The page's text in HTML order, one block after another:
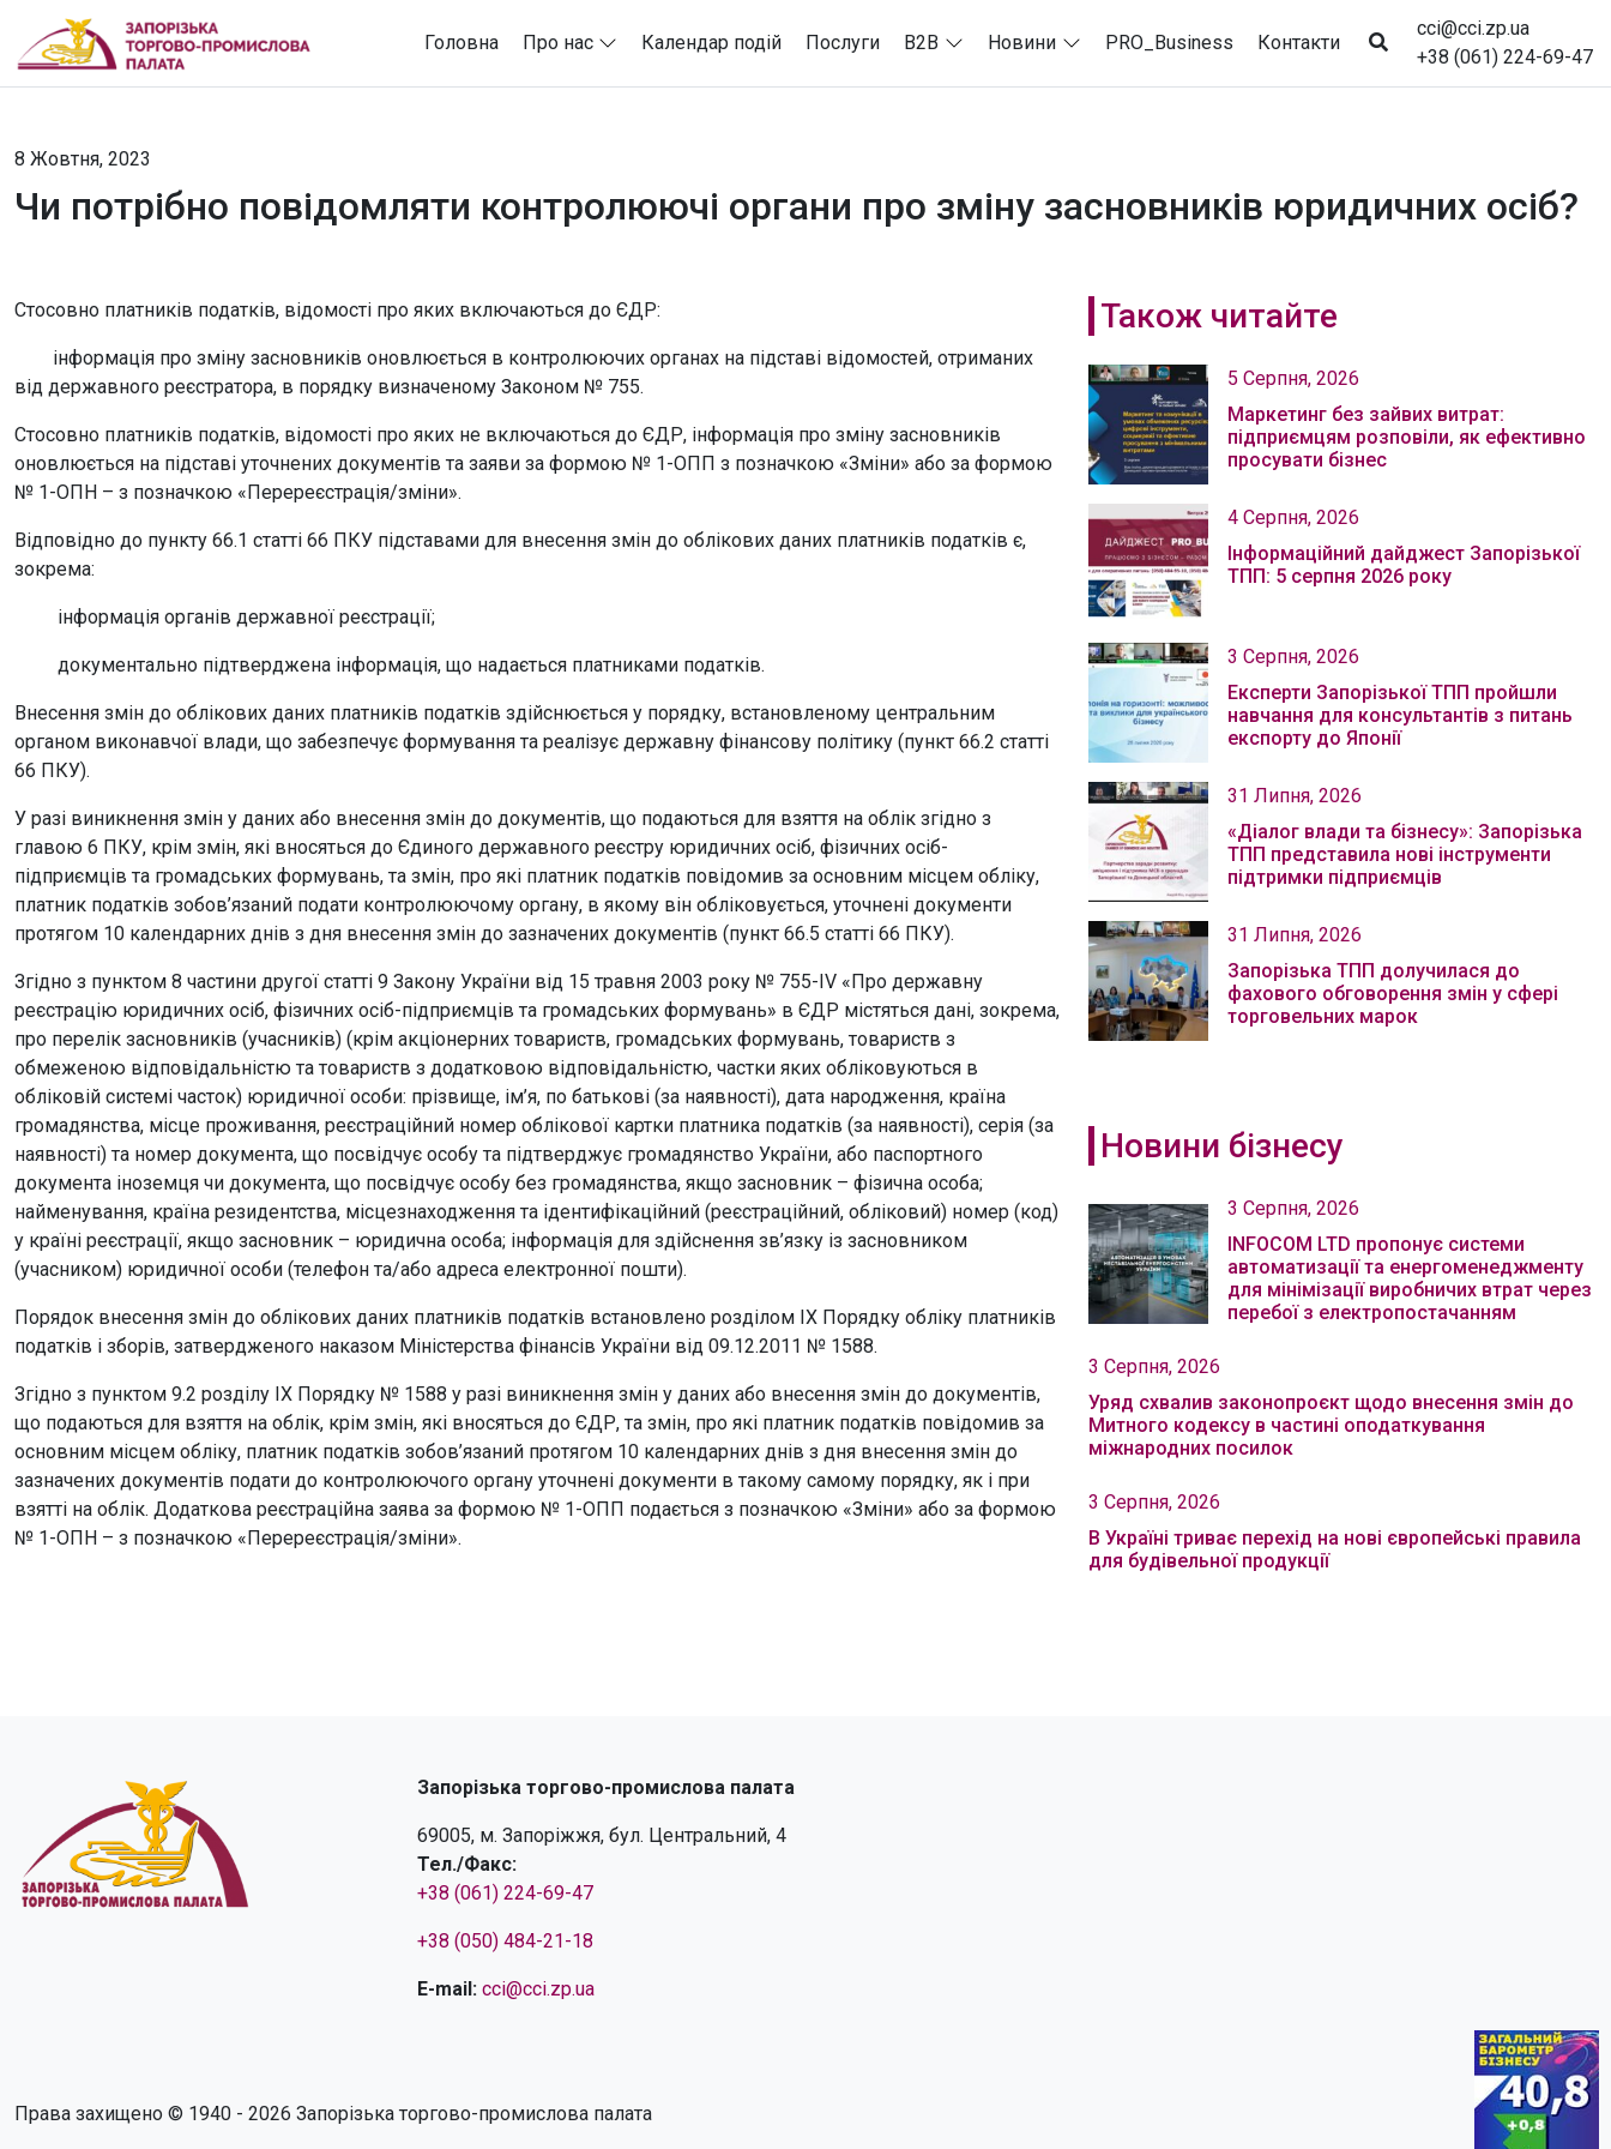
Головна Про нас Календар подій Послуги B2B Новини PRO_Business Контакти
cci@cci.zp.ua
+38 (061) 224-69-47
8 Жовтня, 2023
Чи потрібно повідомляти контролюючі органи про зміну засновників юридичних осіб?
Стосовно платників податків, відомості про яких включаються до ЄДР:
інформація про зміну засновників оновлюється в контролюючих органах на підставі відомостей, отриманих
від державного реєстратора, в порядку визначеному Законом № 755.
Стосовно платників податків, відомості про яких не включаються до ЄДР, інформація про зміну засновників
оновлюється на підставі уточнених документів та заяви за формою № 1-ОПП з позначкою «Зміни» або за формою
№ 1-ОПН – з позначкою «Перереєстрація/зміни».
Відповідно до пункту 66.1 статті 66 ПКУ підставами для внесення змін до облікових даних платників податків є,
зокрема:
інформація органів державної реєстрації;
документально підтверджена інформація, що надається платниками податків.
Внесення змін до облікових даних платників податків здійснюється у порядку, встановленому центральним
органом виконавчої влади, що забезпечує формування та реалізує державну фінансову політику (пункт 66.2 статті
66 ПКУ).
У разі виникнення змін у даних або внесення змін до документів, що подаються для взяття на облік згідно з
главою 6 ПКУ, крім змін, які вносяться до Єдиного державного реєстру юридичних осіб, фізичних осіб-
підприємців та громадських формувань, та змін, про які платник податків повідомив за основним місцем обліку,
платник податків зобов’язаний подати контролюючому органу, в якому він обліковується, уточнені документи
протягом 10 календарних днів з дня внесення змін до зазначених документів (пункт 66.5 статті 66 ПКУ).
Згідно з пунктом 8 частини другої статті 9 Закону України від 15 травня 2003 року № 755-IV «Про державну
реєстрацію юридичних осіб, фізичних осіб-підприємців та громадських формувань» в ЄДР містяться дані, зокрема,
про перелік засновників (учасників) (крім акціонерних товариств, громадських формувань, товариств з
обмеженою відповідальністю та товариств з додатковою відповідальністю, частки яких обліковуються в
обліковій системі часток) юридичної особи: прізвище, ім’я, по батькові (за наявності), дата народження, країна
громадянства, місце проживання, реєстраційний номер облікової картки платника податків (за наявності), серія (за
наявності) та номер документа, що посвідчує особу та підтверджує громадянство України, або паспортного
документа іноземця чи документа, що посвідчує особу без громадянства, якщо засновник – фізична особа;
найменування, країна резидентства, місцезнаходження та ідентифікаційний (реєстраційний, обліковий) номер (код)
у країні реєстрації, якщо засновник – юридична особа; інформація для здійснення зв’язку із засновником
(учасником) юридичної особи (телефон та/або адреса електронної пошти).
Порядок внесення змін до облікових даних платників податків встановлено розділом ІХ Порядку обліку платників
податків і зборів, затвердженого наказом Міністерства фінансів України від 09.12.2011 № 1588.
Згідно з пунктом 9.2 розділу IX Порядку № 1588 у разі виникнення змін у даних або внесення змін до документів,
що подаються для взяття на облік, крім змін, які вносяться до ЄДР, та змін, про які платник податків повідомив за
основним місцем обліку, платник податків зобов’язаний протягом 10 календарних днів з дня внесення змін до
зазначених документів подати до контролюючого органу уточнені документи в такому самому порядку, як і при
взятті на облік. Додаткова реєстраційна заява за формою № 1-ОПП подається з позначкою «Зміни» або за формою
№ 1-ОПН – з позначкою «Перереєстрація/зміни».
Також читайте
5 Серпня, 2026
Маркетинг без зайвих витрат:
підприємцям розповіли, як ефективно
просувати бізнес
4 Серпня, 2026
Інформаційний дайджест Запорізької
ТПП: 5 серпня 2026 року
3 Серпня, 2026
Експерти Запорізької ТПП пройшли
навчання для консультантів з питань
експорту до Японії
31 Липня, 2026
«Діалог влади та бізнесу»: Запорізька
ТПП представила нові інструменти
підтримки підприємців
31 Липня, 2026
Запорізька ТПП долучилася до
фахового обговорення змін у сфері
торговельних марок
Новини бізнесу
3 Серпня, 2026
INFOCOM LTD пропонує системи
автоматизації та енергоменеджменту
для мінімізації виробничих втрат через
перебої з електропостачанням
3 Серпня, 2026
Уряд схвалив законопроєкт щодо внесення змін до
Митного кодексу в частині оподаткування
міжнародних посилок
3 Серпня, 2026
В Україні триває перехід на нові європейські правила
для будівельної продукції
Запорізька торгово-промислова палата
69005, м. Запоріжжя, бул. Центральний, 4
Тел./Факс:
+38 (061) 224-69-47
+38 (050) 484-21-18
E-mail: cci@cci.zp.ua
Права захищено © 1940 - 2026 Запорізька торгово-промислова палата